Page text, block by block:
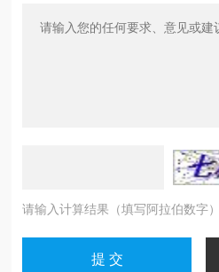
请输入计算结果（填写阿拉伯数字